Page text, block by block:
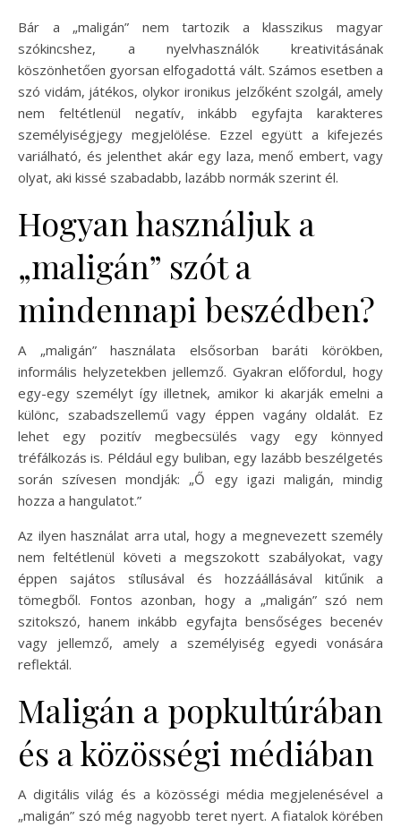
Bár a „maligán” nem tartozik a klasszikus magyar
szókincshez, a nyelvhasználók kreativitásának
köszönhetően gyorsan elfogadottá vált. Számos esetben a
szó vidám, játékos, olykor ironikus jelzőként szolgál, amely
nem feltétlenül negatív, inkább egyfajta karakteres
személyiségjegy megjelölése. Ezzel együtt a kifejezés
variálható, és jelenthet akár egy laza, menő embert, vagy
olyat, aki kissé szabadabb, lazább normák szerint él.
Hogyan használjuk a
„maligán” szót a
mindennapi beszédben?
A „maligán” használata elsősorban baráti körökben,
informális helyzetekben jellemző. Gyakran előfordul, hogy
egy-egy személyt így illetnek, amikor ki akarják emelni a
különc, szabadszellemű vagy éppen vagány oldalát. Ez
lehet egy pozitív megbecsülés vagy egy könnyed
tréfálkozás is. Például egy buliban, egy lazább beszélgetés
során szívesen mondják: „Ő egy igazi maligán, mindig
hozza a hangulatot.”
Az ilyen használat arra utal, hogy a megnevezett személy
nem feltétlenül követi a megszokott szabályokat, vagy
éppen sajátos stílusával és hozzáállásával kitűnik a
tömegből. Fontos azonban, hogy a „maligán” szó nem
szitokszó, hanem inkább egyfajta bensőséges becenév
vagy jellemző, amely a személyiség egyedi vonására
reflektál.
Maligán a popkultúrában
és a közösségi médiában
A digitális világ és a közösségi média megjelenésével a
„maligán” szó még nagyobb teret nyert. A fiatalok körében